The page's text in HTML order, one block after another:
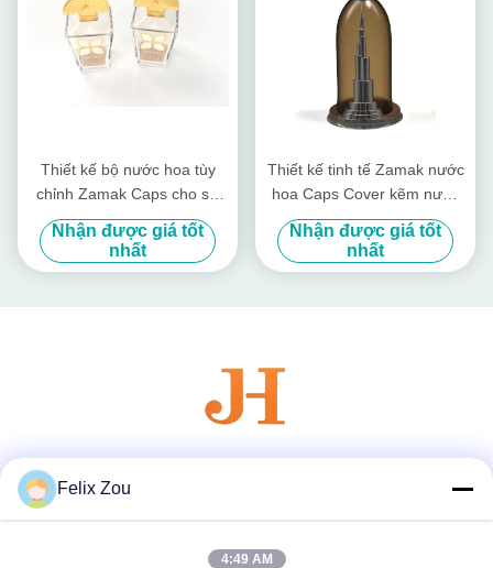
Thiết kế bộ nước hoa tùy
chỉnh Zamak Caps cho sự
tương thích phổ quát
Nhận được giá tốt
nhất
Thiết kế tinh tế Zamak nước
hoa Caps Cover kẽm nước
hoa Set nắp
Nhận được giá tốt
nhất
Felix Zou
4:49 AM